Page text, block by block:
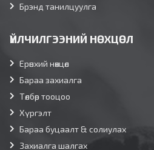
Брэнд танилцуулга
ҮЙЛЧИЛГЭЭНИЙ НӨХЦӨЛ
Ерөнхий нөхцөл
Бараа захиалга
Төлбөр тооцоо
Хүргэлт
Бараа буцаалт & солиулах
Захиалга шалгах